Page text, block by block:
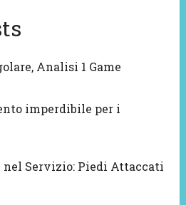
Analisi 1 Game
imperdibile per i
nel Servizio: Piedi Attaccati